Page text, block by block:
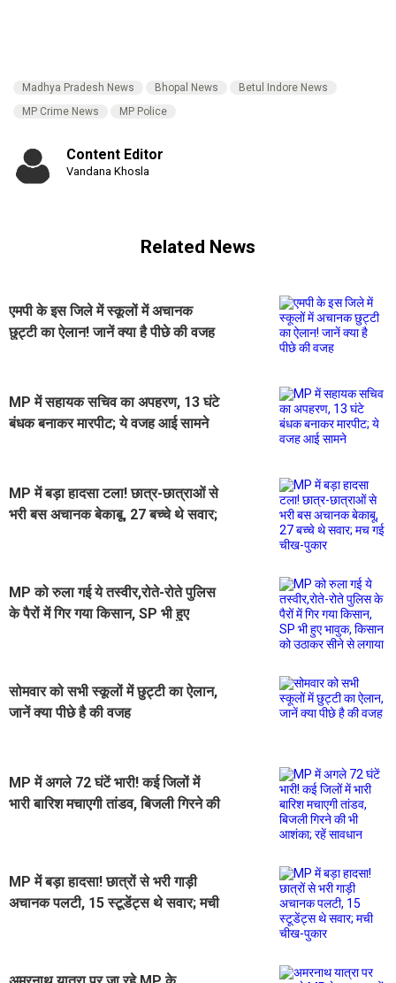
Madhya Pradesh News Bhopal News
Betul Indore News
MP Crime News
MP Police
Content Editor
Vandana Khosla
Related News
एमपी के इस जिले में स्कूलों में अचानक
छुट्टी का ऐलान! जानें क्या है पीछे की वजह
MP में सहायक सचिव का अपहरण, 13 घंटे
बंधक बनाकर मारपीट; ये वजह आई सामने
MP में बड़ा हादसा टला! छात्र-छात्राओं से
भरी बस अचानक बेकाबू, 27 बच्चे थे सवार;
MP को रुला गई ये तस्वीर,रोते-रोते पुलिस
के पैरों में गिर गया किसान, SP भी हुए
सोमवार को सभी स्कूलों में छुट्टी का ऐलान,
जानें क्या पीछे है की वजह
MP में अगले 72 घंटें भारी! कई जिलों में
भारी बारिश मचाएगी तांडव, बिजली गिरने की
MP में बड़ा हादसा! छात्रों से भरी गाड़ी
अचानक पलटी, 15 स्टूडेंट्स थे सवार; मची